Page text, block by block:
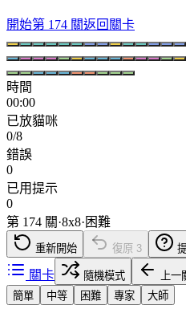
開始第 174 關返回關卡
時間
00:00
已放貓咪
0/8
錯誤
0
已用提示
0
第 174 關·8x8· 困難
重新開始 復原 3
關卡 隨機模式 上一
簡單
中等 困難 專家 大師